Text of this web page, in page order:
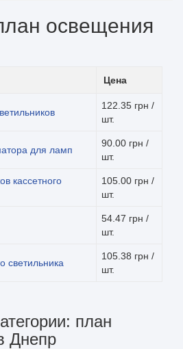
освещения
Цена
122.35 грн /
шт.
для ламп
90.00 грн /
шт.
кассетного
105.00 грн /
шт.
54.47 грн /
шт.
светильника
105.38 грн /
шт.
план
Днепр